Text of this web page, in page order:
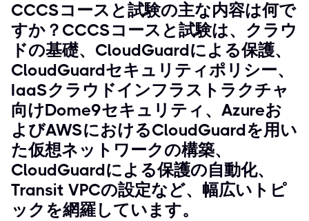
CCCSコースと試験の主な内容は何で
すか？CCCSコースと試験は、クラウ
ドの基礎、CloudGuardによる保護、
CloudGuardセキュリティポリシー、
IaaSクラウドインフラストラクチャ
向けDome9セキュリティ、Azureお
よびAWSにおけるCloudGuardを用い
た仮想ネットワークの構築、
CloudGuardによる保護の自動化、
Transit VPCの設定など、幅広いトピ
ックを網羅しています。